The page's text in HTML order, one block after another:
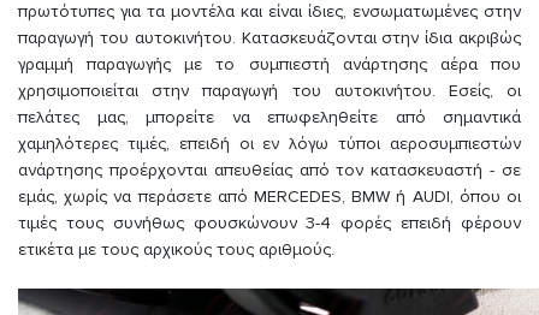
πρωτότυπες για τα μοντέλα και είναι ίδιες, ενσωματωμένες στην
παραγωγή του αυτοκινήτου. Κατασκευάζονται στην ίδια ακριβώς
γραμμή παραγωγής με το συμπιεστή ανάρτησης αέρα που
χρησιμοποιείται στην παραγωγή του αυτοκινήτου. Εσείς, οι
πελάτες μας, μπορείτε να επωφεληθείτε από σημαντικά
χαμηλότερες τιμές, επειδή οι εν λόγω τύποι αεροσυμπιεστών
ανάρτησης προέρχονται απευθείας από τον κατασκευαστή - σε
εμάς, χωρίς να περάσετε από MERCEDES, BMW ή AUDI, όπου οι
τιμές τους συνήθως φουσκώνουν 3-4 φορές επειδή φέρουν
ετικέτα με τους αρχικούς τους αριθμούς.